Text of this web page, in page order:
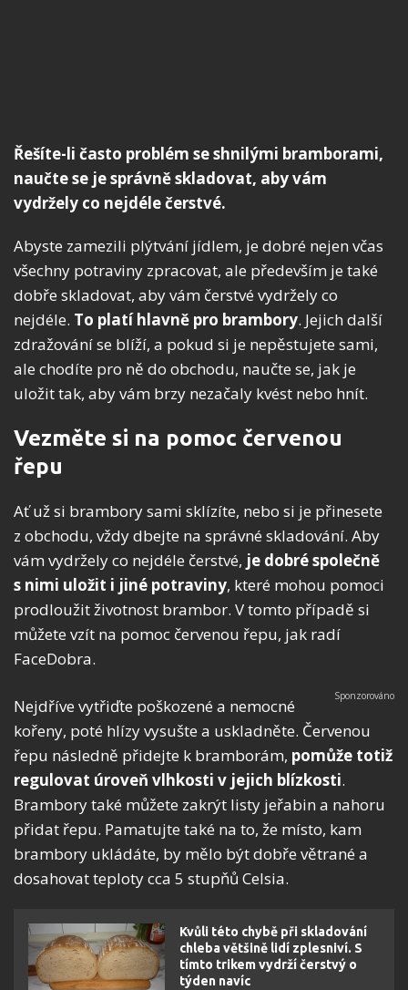
Řešíte-li často problém se shnilými bramborami,
naučte se je správně skladovat, aby vám
vydržely co nejdéle čerstvé.
Abyste zamezili plýtvání jídlem, je dobré nejen včas
všechny potraviny zpracovat, ale především je také
dobře skladovat, aby vám čerstvé vydržely co
nejdéle. To platí hlavně pro brambory. Jejich další
zdražování se blíží, a pokud si je nepěstujete sami,
ale chodíte pro ně do obchodu, naučte se, jak je
uložit tak, aby vám brzy nezačaly kvést nebo hnít.
Vezměte si na pomoc červenou
řepu
Ať už si brambory sami sklízíte, nebo si je přinesete
z obchodu, vždy dbejte na správné skladování. Aby
vám vydržely co nejdéle čerstvé, je dobré společně
s nimi uložit i jiné potraviny, které mohou pomoci
prodloužit životnost brambor. V tomto případě si
můžete vzít na pomoc červenou řepu, jak radí
FaceDobra.
Nejdříve vytřiďte poškozené a nemocné
kořeny, poté hlízy vysušte a uskladněte. Červenou
řepu následně přidejte k bramborám, pomůže totiž
regulovat úroveň vlhkosti v jejich blízkosti.
Brambory také můžete zakrýt listy jeřabin a nahoru
přidat řepu. Pamatujte také na to, že místo, kam
brambory ukládáte, by mělo být dobře větrané a
dosahovat teploty cca 5 stupňů Celsia.
Kvůli této chybě při skladování
chleba většině lidí zplesniví. S
tímto trikem vydrží čerstvý o
týden navíc